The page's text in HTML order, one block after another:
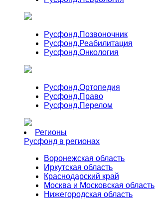
Русфонд.Позвоночник
Русфонд.Реабилитация
Русфонд.Онкология
Русфонд.Ортопедия
Русфонд.Право
Русфонд.Перелом
Регионы
Русфонд в регионах
Воронежская область
Иркутская область
Краснодарский край
Москва и Московская область
Нижегородская область